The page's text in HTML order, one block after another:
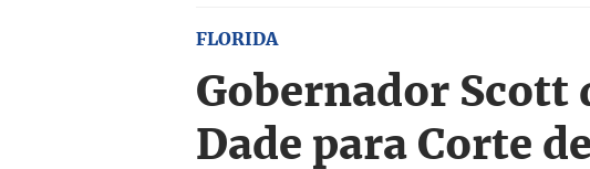
FLORIDA
Gobernador Scott
Dade para Corte